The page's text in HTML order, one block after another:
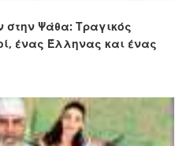
στην Ψάθα: Τραγικός
ένας Έλληνας και ένας